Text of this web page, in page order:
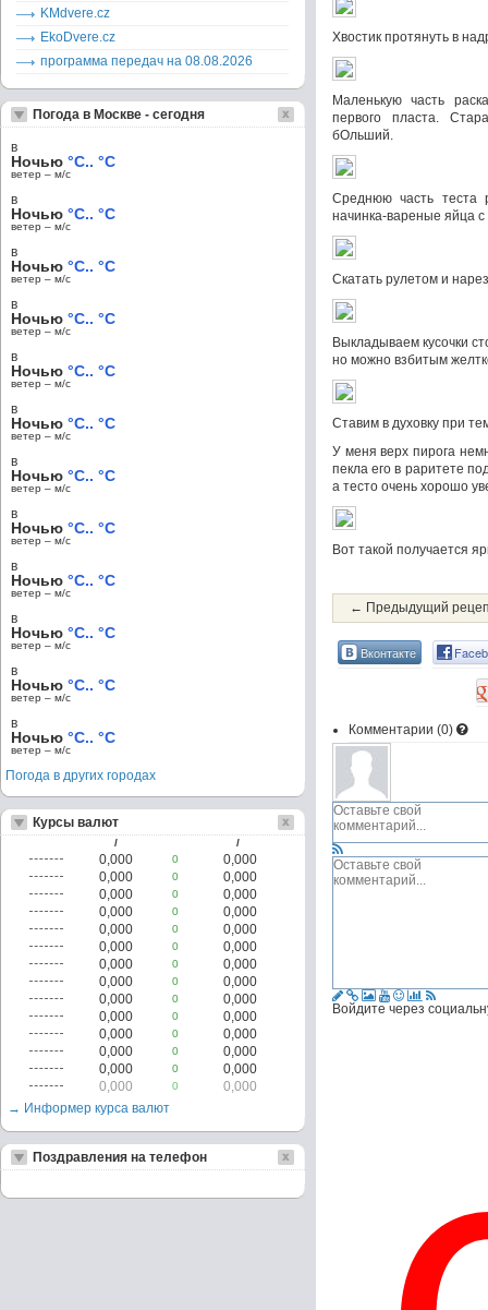
Хвостик протянуть в
Маленькую часть
первого пласта.
бОльший.
Среднюю часть теста
начинка-вареные яйца
Скатать рулетом и
Выкладываем кусочки
но можно взбитым
Ставим в духовку при
У меня верх пирога
пекла его в раритете
а тесто очень хорошо
Вот такой получается
← Предыдущий
Вконтакте
Комментарии (0)
Войдите через
KMdvere.cz
EkoDvere.cz
программа передач на 08.08.2026
Погода в Москве - сегодня
в
Ночью °C.. °C
ветер – м/c
в
Ночью °C.. °C
ветер – м/c
в
Ночью °C.. °C
ветер – м/c
в
Ночью °C.. °C
ветер – м/c
в
Ночью °C.. °C
ветер – м/c
в
Ночью °C.. °C
ветер – м/c
в
Ночью °C.. °C
ветер – м/c
в
Ночью °C.. °C
ветер – м/c
в
Ночью °C.. °C
ветер – м/c
в
Ночью °C.. °C
ветер – м/c
в
Ночью °C.. °C
ветер – м/c
в
Ночью °C.. °C
ветер – м/c
Погода в других городах
Курсы валют
/ /
0,000 0
0,000
0,000
0
0,000
0,000
0
0,000
0,000
0
0,000
0,000
0
0,000
0,000
0
0,000
0,000
0
0,000
0,000
0
0,000
0,000
0
0,000
0,000
0
0,000
0,000
0
0,000
0,000
0
0,000
0,000
0
0,000
0,000
0
0,000
→ Информер курса валют
Поздравления на телефон